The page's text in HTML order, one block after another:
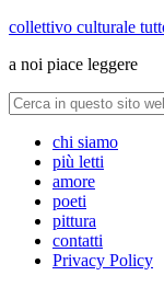
collettivo culturale
a noi piace leggere
chi siamo
più letti
amore
poeti
pittura
contatti
Privacy Policy